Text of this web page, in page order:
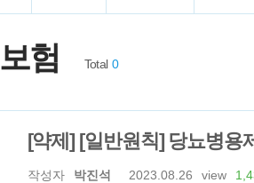
보험 Total 0
[약제] [일반원칙] 당뇨병용
작성자 박진석 2023.08.26 view